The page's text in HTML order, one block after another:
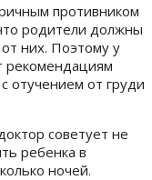
противником
родители должны
них. Поэтому у
рекомендациям
отучением от груди
советует не
ребенка в
ночей.